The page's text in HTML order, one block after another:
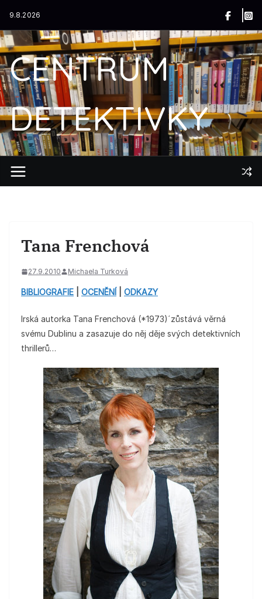
obsah
9.8.2026
CENTRUM
DETEKTIVKY
Tana Frenchová
27.9.2010 Michaela Turková
BIBLIOGRAFIE OCENĚNÍ ODKAZY
Irská autorka Tana Frenchová (*1973)´zůstává věrná
svému Dublinu a zasazuje do něj děje svých detektivních
thrillerů…